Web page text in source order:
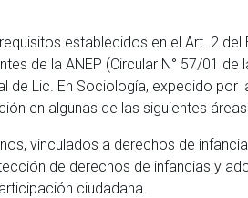
establecidos en el Art. 2
de la ANEP (Circular N° 57/01 de
de Lic. En Sociología, expedido por
en algunas de las siguientes
vinculados a derechos de
de derechos de infancias y
ciudadana.